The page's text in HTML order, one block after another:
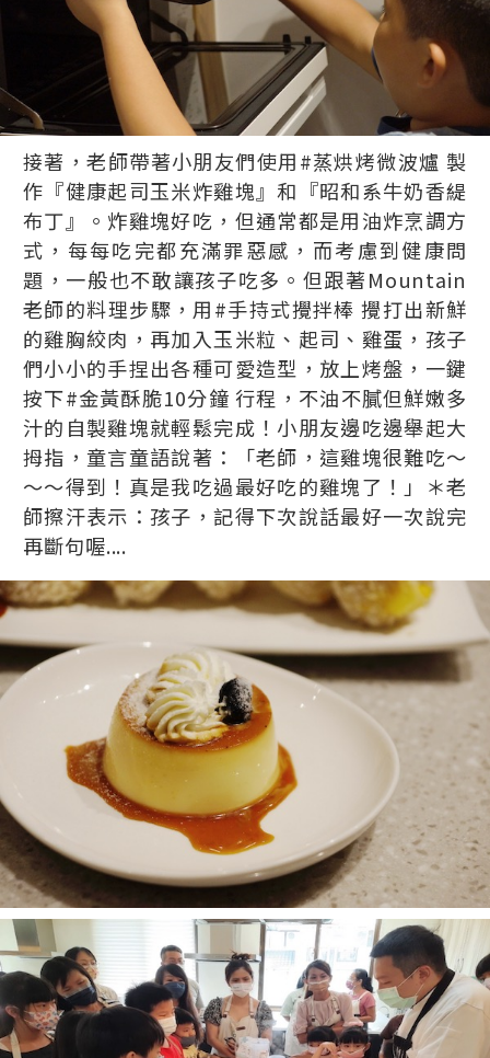
接著，老師帶著小朋友們使用#蒸烘烤微波爐 製
作『健康起司玉米炸雞塊』和『昭和系牛奶香緹
布丁』。炸雞塊好吃，但通常都是用油炸烹調方
式，每每吃完都充滿罪惡感，而考慮到健康問
題，一般也不敢讓孩子吃多。但跟著Mountain
老師的料理步驟，用#手持式攪拌棒 攪打出新鮮
的雞胸絞肉，再加入玉米粒、起司、雞蛋，孩子
們小小的手捏出各種可愛造型，放上烤盤，一鍵
按下#金黃酥脆10分鐘 行程，不油不膩但鮮嫩多
汁的自製雞塊就輕鬆完成！小朋友邊吃邊舉起大
拇指，童言童語說著：「老師，這雞塊很難吃～
～～得到！真是我吃過最好吃的雞塊了！」＊老
師擦汗表示：孩子，記得下次說話最好一次說完
再斷句喔....